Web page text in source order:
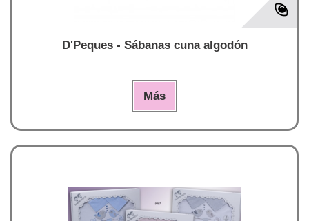
D'Peques - Sábanas cuna algodón
Más